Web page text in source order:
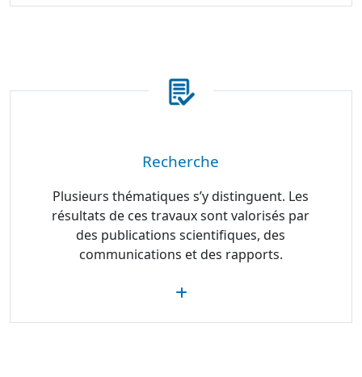
Recherche
Plusieurs thématiques s’y distinguent. Les
résultats de ces travaux sont valorisés par
des publications scientifiques, des
communications et des rapports.